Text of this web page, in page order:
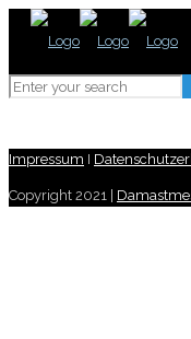
Impressum I
Copyright 2021 |